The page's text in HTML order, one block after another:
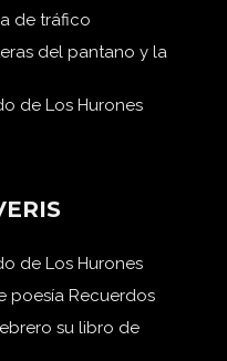
de tráfico
del pantano y la
de Los Hurones
de Los Hurones
poesía Recuerdos
su libro de